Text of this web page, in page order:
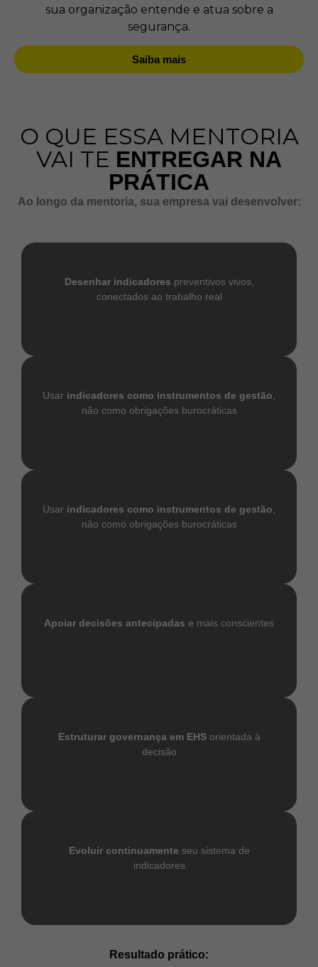
sua organização entende e atua sobre a
segurança.
Saiba mais
O QUE ESSA MENTORIA
VAI TE ENTREGAR NA
PRÁTICA
Ao longo da mentoria, sua empresa vai desenvolver:
Desenhar indicadores preventivos vivos,
conectados ao trabalho real
Usar indicadores como instrumentos de gestão
não como obrigações burocráticas
Usar indicadores como instrumentos de gestão
não como obrigações burocráticas
Apoiar decisões antecipadas e mais conscientes
Estruturar governança em EHSorientada à
decisão
Evoluir continuamente seu sistema de
indicadores
Resultado prático: